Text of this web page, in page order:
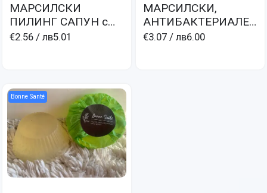
МАРСИЛСКИ
ПИЛИНГ САПУН с
кафе, шоколад,
€2.56 / лв5.01
МАРСИЛСКИ,
АНТИБАКТЕРИАЛЕН
САПУН с
€3.07 / лв6.00
Bonne Santé